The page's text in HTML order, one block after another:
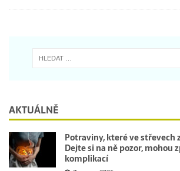
AKTUÁLNĚ
Potraviny, které ve střevech
Dejte si na ně pozor, mohou
komplikací